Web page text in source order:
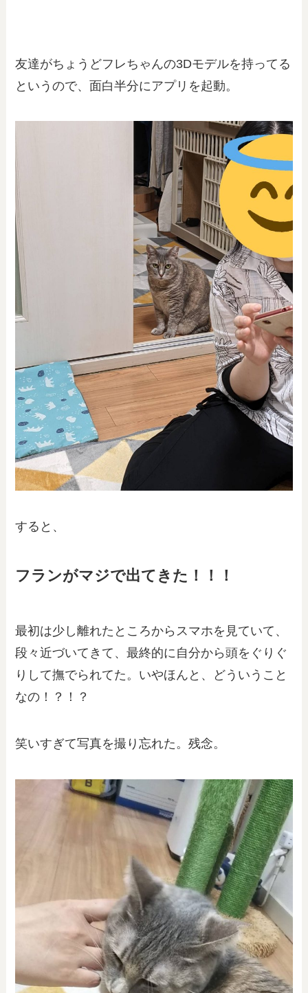
友達がちょうどフレちゃんの3Dモデルを持ってる
というので、面白半分にアプリを起動。
すると、
フランがマジで出てきた！！！
最初は少し離れたところからスマホを見ていて、
段々近づいてきて、最終的に自分から頭をぐりぐ
りして撫でられてた。いやほんと、どういうこと
なの！？！？
笑いすぎて写真を撮り忘れた。残念。